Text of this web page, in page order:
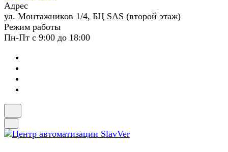
Адрес
ул. Монтажников 1/4, БЦ SAS (второй этаж)
Режим работы
Пн-Пт с 9:00 до 18:00